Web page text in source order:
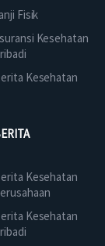
Fisik
Kesehatan
Kesehatan
Kesehatan
Kesehatan